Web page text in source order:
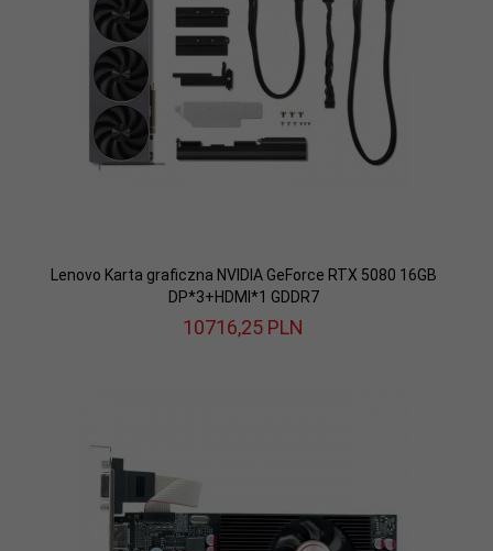
Lenovo Karta graficzna NVIDIA GeForce RTX 5080 16GB
DP*3+HDMI*1 GDDR7
10716,25 PLN